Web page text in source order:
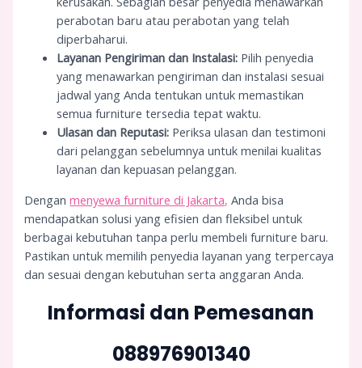
perabotan baru atau perabotan yang telah
diperbaharui.
Layanan Pengiriman dan Instalasi: Pilih penyedia
yang menawarkan pengiriman dan instalasi sesuai
jadwal yang Anda tentukan untuk memastikan
semua furniture tersedia tepat waktu.
Ulasan dan Reputasi: Periksa ulasan dan testimoni
dari pelanggan sebelumnya untuk menilai kualitas
layanan dan kepuasan pelanggan.
Denganmenyewa furniture di Jakarta, Anda bisa
mendapatkan solusi yang efisien dan fleksibel untuk
berbagai kebutuhan tanpa perlu membeli furniture baru.
Pastikan untuk memilih penyedia layanan yang terpercaya
dan sesuai dengan kebutuhan serta anggaran Anda.
Informasi dan Pemesanan
088976901340